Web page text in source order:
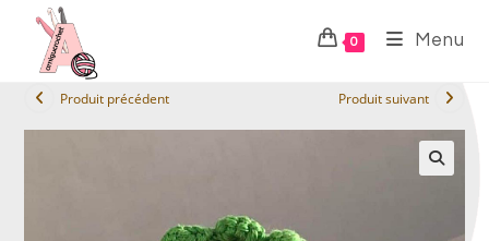
0 Menu
Produit précédent Produit suivant